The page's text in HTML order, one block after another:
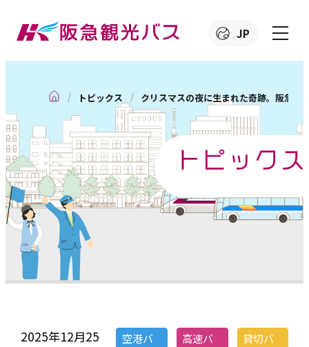
JP
トピックス クリスマスの夜に生まれた奇跡。阪急観
2025年12月25
空港バ
高速バ
貸切バ